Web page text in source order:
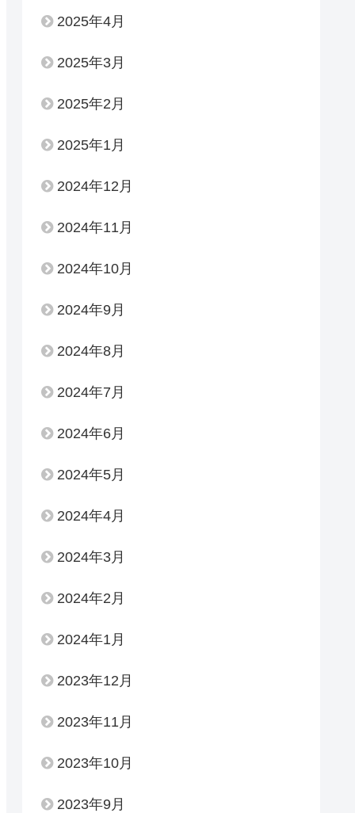
2025年4月
2025年3月
2025年2月
2025年1月
2024年12月
2024年11月
2024年10月
2024年9月
2024年8月
2024年7月
2024年6月
2024年5月
2024年4月
2024年3月
2024年2月
2024年1月
2023年12月
2023年11月
2023年10月
2023年9月